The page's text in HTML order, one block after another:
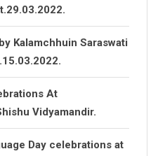
Kalamchhuin Saraswati
At
Vidyamandir.
Day celebrations at